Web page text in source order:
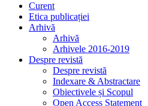
Curent
Etica publicației
Arhivă
Arhivă
Arhivele 2016-2019
Despre revistă
Despre revistă
Indexare & Abstractare
Obiectivele și Scopul
Open Access Statement